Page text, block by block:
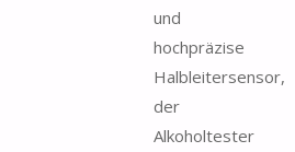
und
hochpräzise
Halbleitersensor,
der
Alkoholtester